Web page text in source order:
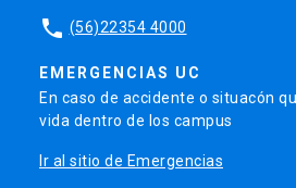
phone (56)22354 4000
EMERGENCIAS UC
En caso de accidente o situacón
vida dentro de los campus
Ir al sitio de Emergencias